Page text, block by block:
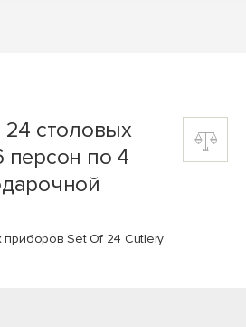
24 столовых
персон по 4
Set Of 24 Cutlery